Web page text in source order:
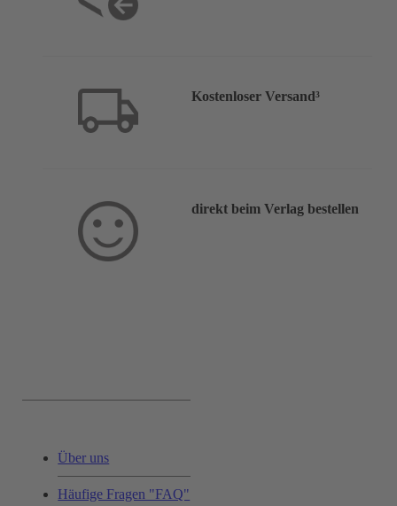
Kostenloser Versand³
direkt beim Verlag bestellen
Über uns
Häufige Fragen "FAQ"